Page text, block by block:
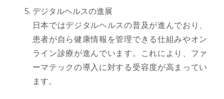
デジタルヘルスの進展
日本ではデジタルヘルスの普及が進んでおり、
患者が自ら健康情報を管理できる仕組みやオン
ライン診療が進んでいます。これにより、ファ
ーマテックの導入に対する受容度が高まってい
ます。